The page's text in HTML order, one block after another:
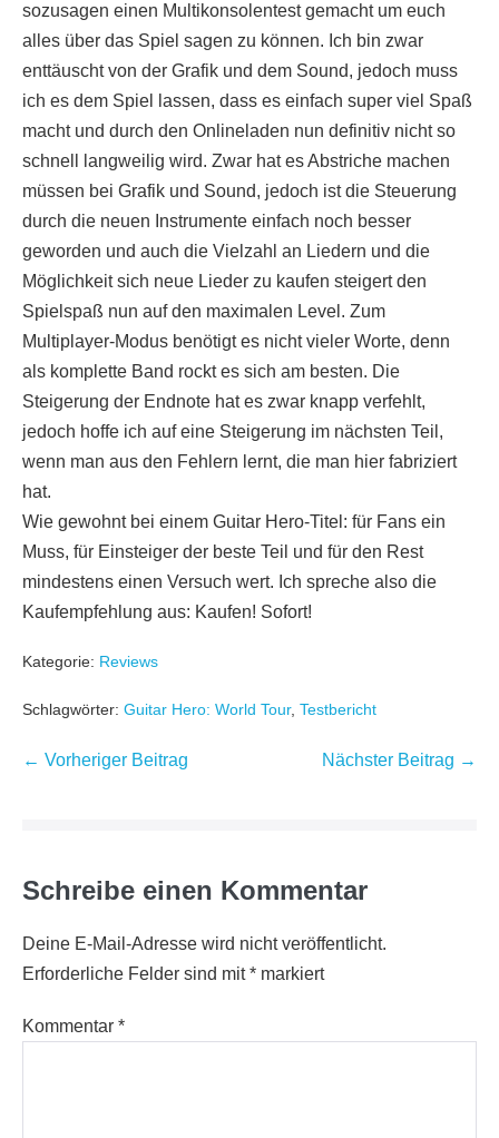
sozusagen einen Multikonsolentest gemacht um euch
alles über das Spiel sagen zu können. Ich bin zwar
enttäuscht von der Grafik und dem Sound, jedoch muss
ich es dem Spiel lassen, dass es einfach super viel Spaß
macht und durch den Onlineladen nun definitiv nicht so
schnell langweilig wird. Zwar hat es Abstriche machen
müssen bei Grafik und Sound, jedoch ist die Steuerung
durch die neuen Instrumente einfach noch besser
geworden und auch die Vielzahl an Liedern und die
Möglichkeit sich neue Lieder zu kaufen steigert den
Spielspaß nun auf den maximalen Level. Zum
Multiplayer-Modus benötigt es nicht vieler Worte, denn
als komplette Band rockt es sich am besten. Die
Steigerung der Endnote hat es zwar knapp verfehlt,
jedoch hoffe ich auf eine Steigerung im nächsten Teil,
wenn man aus den Fehlern lernt, die man hier fabriziert
hat.
Wie gewohnt bei einem Guitar Hero-Titel: für Fans ein
Muss, für Einsteiger der beste Teil und für den Rest
mindestens einen Versuch wert. Ich spreche also die
Kaufempfehlung aus: Kaufen! Sofort!
Kategorie: Reviews
Schlagwörter: Guitar Hero: World Tour, Testbericht
Beitragsnavigation
← Vorheriger Beitrag Nächster Beitrag →
Schreibe einen Kommentar
Deine E-Mail-Adresse wird nicht veröffentlicht.
Erforderliche Felder sind mit* markiert
Kommentar *